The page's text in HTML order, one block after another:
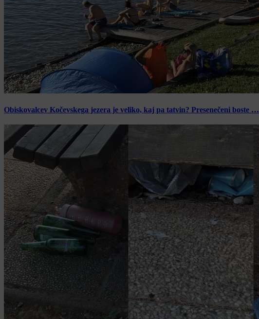
Obiskovalcev Kočevskega jezera je veliko, kaj pa tatvin? Presenečeni boste …